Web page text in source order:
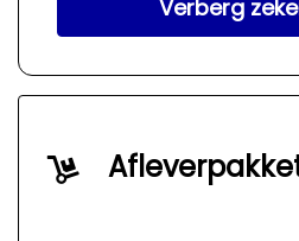
Verberg